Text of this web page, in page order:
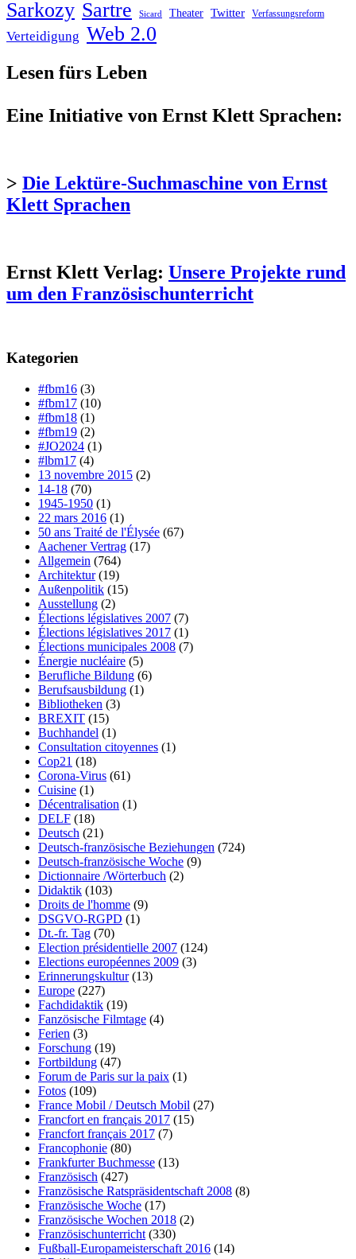
Sarkozy Sartre Sicard Theater Twitter Verfassungsreform
Verteidigung Web 2.0
Lesen fürs Leben
Eine Initiative von Ernst Klett Sprachen:
> Die Lektüre-Suchmaschine von Ernst
Klett Sprachen
Ernst Klett Verlag: Unsere Projekte rund
um den Französischunterricht
Kategorien
#fbm16 (3)
#fbm17 (10)
#fbm18 (1)
#fbm19 (2)
#JO2024 (1)
#lbm17 (4)
13 novembre 2015 (2)
14-18 (70)
1945-1950 (1)
22 mars 2016 (1)
50 ans Traité de l'Élysée (67)
Aachener Vertrag (17)
Allgemein (764)
Architektur(19)
Außenpolitik (15)
Ausstellung (2)
Élections législatives 2007 (7)
Élections législatives 2017 (1)
Élections municipales 2008 (7)
Énergie nucléaire (5)
Berufliche Bildung (6)
Berufsausbildung (1)
Bibliotheken (3)
BREXIT (15)
Buchhandel (1)
Consultation citoyennes (1)
Cop21 (18)
Corona-Virus (61)
Cuisine (1)
Décentralisation (1)
DELF (18)
Deutsch (21)
Deutsch-französische Beziehungen (724)
Deutsch-französische Woche (9)
Dictionnaire /Wörterbuch (2)
Didaktik (103)
Droits de l'homme (9)
DSGVO-RGPD (1)
Dt.-fr. Tag (70)
Election présidentielle 2007 (124)
Elections européennes 2009 (3)
Erinnerungskultur(13)
Europe (227)
Fachdidaktik (19)
Fanzösische Filmtage (4)
Ferien (3)
Forschung (19)
Fortbildung (47)
Forum de Paris sur la paix (1)
Fotos (109)
France Mobil / Deutsch Mobil (27)
Francfort en français 2017 (15)
Francfort français 2017 (7)
Francophonie (80)
Frankfurter Buchmesse (13)
Französisch (427)
Französische Ratspräsidentschaft 2008 (8)
Französische Woche (17)
Französische Wochen 2018 (2)
Französischunterricht (330)
Fußball-Europameisterschaft 2016 (14)